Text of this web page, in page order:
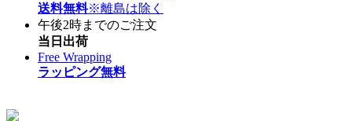
送料無料※離島は除く
午後2時までのご注文
当日出荷
Free Wrapping
ラッピング無料